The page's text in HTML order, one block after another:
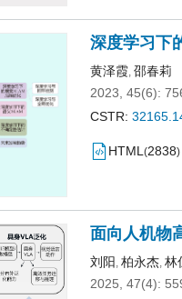
深度学习下
黄泽霞, 邵春莉
2023, 45(6):
CSTR:
HTML (2838)
面向人机物
刘阳, 柏永杰, 林
2025, 47(4):